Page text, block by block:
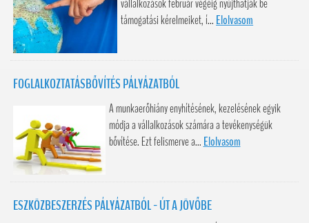
vállalkozások február végéig nyújthatják be
támogatási kérelmeiket, í... Elolvasom
FOGLALKOZTATÁSBŐVÍTÉS PÁLYÁZATBÓL
A munkaerőhiány enyhítésének, kezelésének egyik
módja a vállalkozások számára a tevékenységük
bővítése. Ezt felismerve a... Elolvasom
ESZKÖZBESZERZÉS PÁLYÁZATBÓL - ÚT A JÖVŐBE